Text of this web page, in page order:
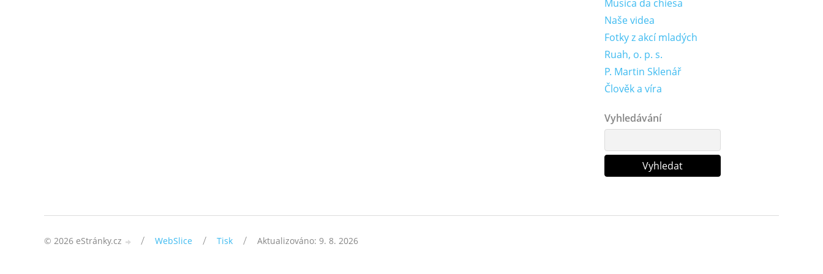
Musica da chiesa
Naše videa
Fotky z akcí mladých
Ruah, o. p. s.
P. Martin Sklenář
Člověk a víra
Vyhledávání
© 2026 eStránky.cz / WebSlice / Tisk / Aktualizováno: 9. 8. 2026